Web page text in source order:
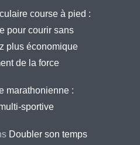
course à pied :
pour courir sans
plus économique
de la force
marathonienne :
sportive
Doubler son temps